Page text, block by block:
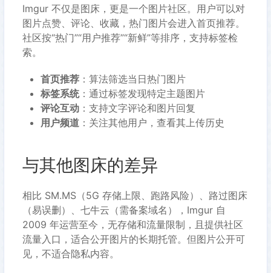
Imgur 不仅是图床，更是一个图片社区。用户可以对
图片点赞、评论、收藏，热门图片会进入首页推荐。
社区按“热门”“用户推荐”“新鲜”等排序，支持标签检
索。
首页推荐 ：算法筛选当日热门图片
标签系统：通过标签发现特定主题图片
评论互动 ：支持文字评论和图片回复
用户频道 ：关注其他用户，查看其上传历史
与其他图床的差异
相比 SM.MS（5G 存储上限、跑路风险）、路过图床
（易误删）、七牛云（需备案域名），Imgur 自
2009 年运营至今，无存储和流量限制，且提供社区
流量入口，适合公开图片的长期托管。但图片公开可
见，不适合隐私内容。